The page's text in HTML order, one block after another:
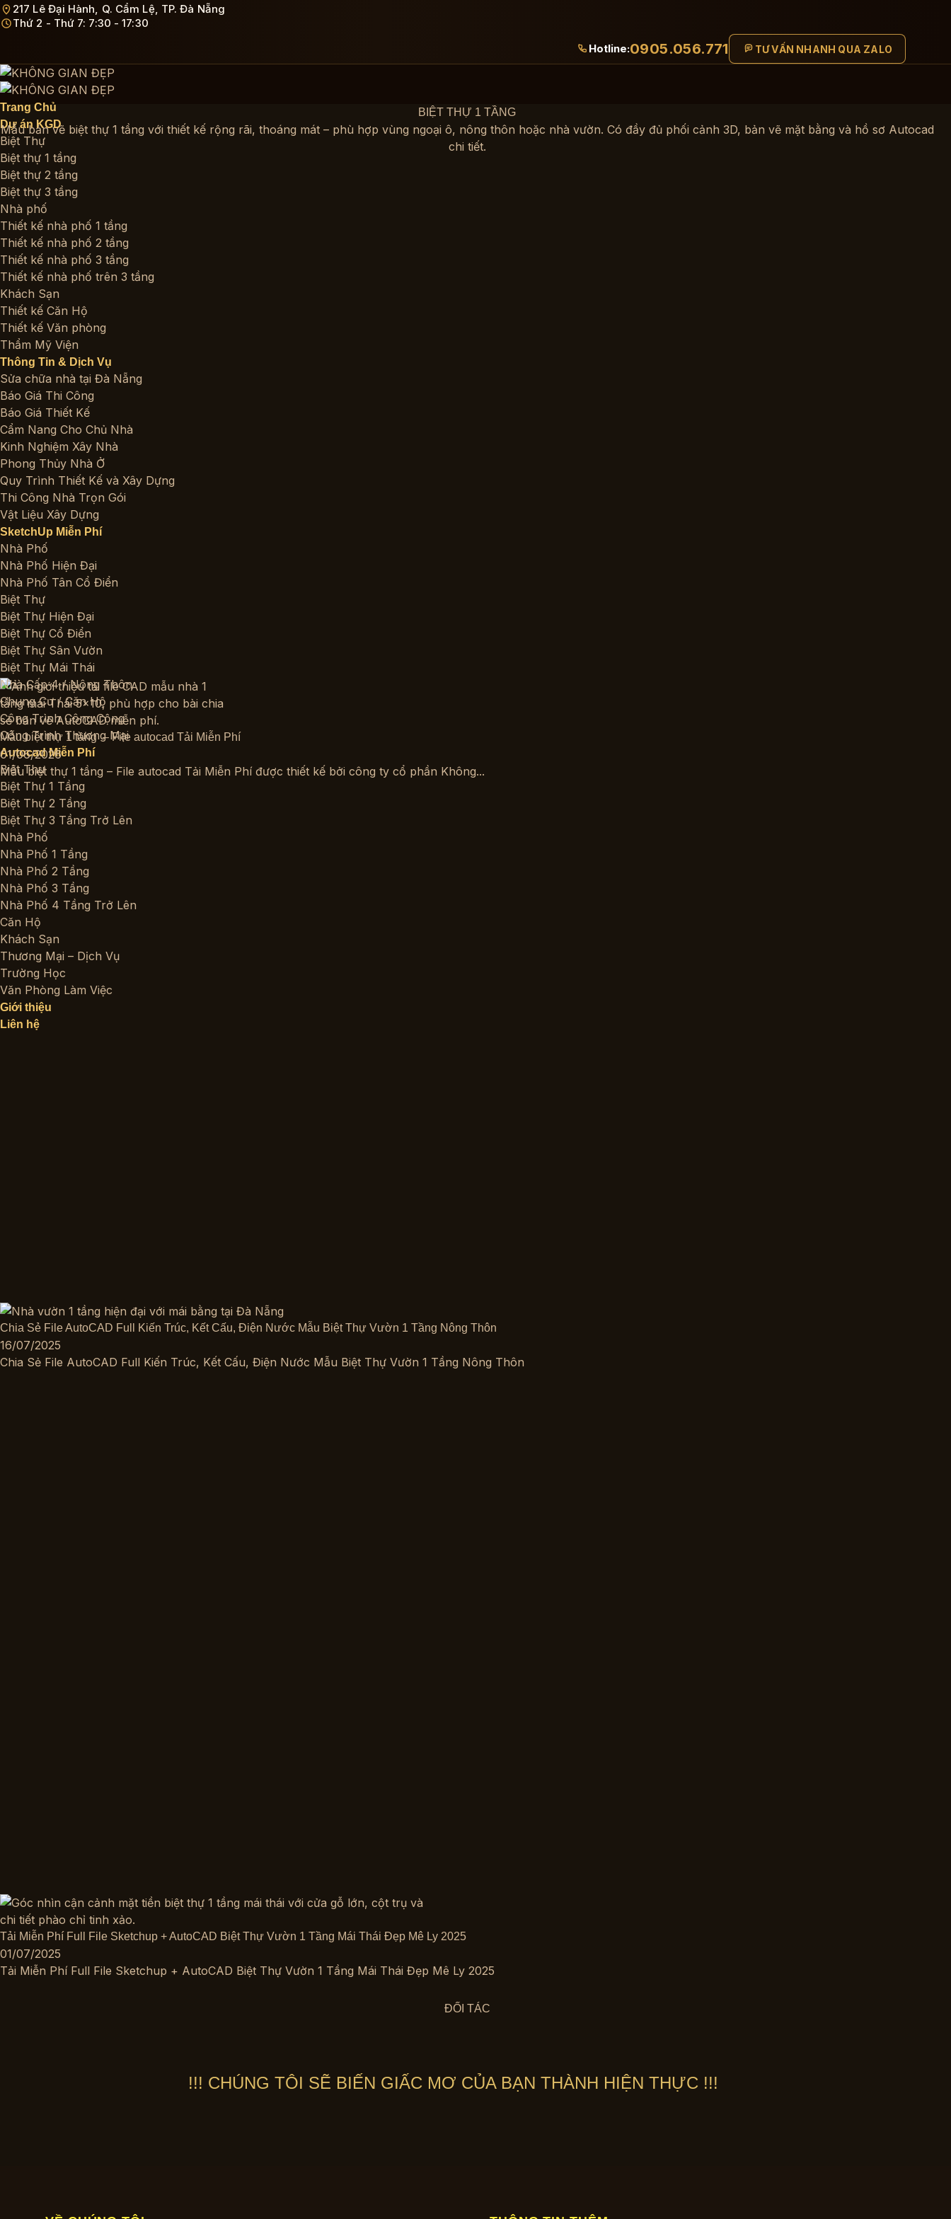
Bỏ
qua
217 Lê Đại Hành, Q. Cẩm Lệ, TP. Đà Nẵng
Thứ 2 - Thứ 7: 7:30 - 17:30
Hotline:0905.056.771 TƯ VẤN NHANH QUA ZALO
Trang Chủ
Dự án KGD
Biệt Thự
Biệt thự 1 tầng
Biệt thự 2 tầng
Biệt thự 3 tầng
Nhà phố
Thiết kế nhà phố 1 tầng
Thiết kế nhà phố 2 tầng
Thiết kế nhà phố 3 tầng
Thiết kế nhà phố trên 3 tầng
Khách Sạn
Thiết kế Căn Hộ
Thiết kế Văn phòng
Thẩm Mỹ Viện
Thông Tin & Dịch Vụ
Sửa chữa nhà tại Đà Nẵng
Báo Giá Thi Công
Báo Giá Thiết Kế
Cẩm Nang Cho Chủ Nhà
Kinh Nghiệm Xây Nhà
Phong Thủy Nhà Ở
Quy Trình Thiết Kế và Xây Dựng
Thi Công Nhà Trọn Gói
Vật Liệu Xây Dựng
SketchUp Miễn Phí
Nhà Phố
Nhà Phố Hiện Đại
Nhà Phố Tân Cổ Điển
Biệt Thự
Biệt Thự Hiện Đại
Biệt Thự Cổ Điển
Biệt Thự Sân Vườn
Biệt Thự Mái Thái
Nhà Cấp 4 / Nông Thôn
Chung Cư / Căn Hộ
Công Trình Công Cộng
Công Trình Thương Mại
Autocad Miễn Phí
Biệt Thự
Biệt Thự 1 Tầng
Biệt Thự 2 Tầng
Biệt Thự 3 Tầng Trở Lên
Nhà Phố
Nhà Phố 1 Tầng
Nhà Phố 2 Tầng
Nhà Phố 3 Tầng
Nhà Phố 4 Tầng Trở Lên
Căn Hộ
Khách Sạn
Thương Mại – Dịch Vụ
Trường Học
Văn Phòng Làm Việc
Giới thiệu
Liên hệ
BIỆT THỰ 1 TẦNG
Mẫu bản vẽ biệt thự 1 tầng với thiết kế rộng rãi, thoáng mát – phù hợp vùng ngoại ô, nông thôn hoặc nhà vườn. Có đầy đủ phối cảnh 3D, bản vẽ mặt bằng và hồ sơ Autocad
chi tiết.
Mẫu biệt thự 1 tầng – File autocad Tải Miễn Phí
01/06/2026
Mẫu biệt thự 1 tầng – File autocad Tải Miễn Phí được thiết kế bởi công ty cổ phần Không...
Chia Sẻ File AutoCAD Full Kiến Trúc, Kết Cấu, Điện Nước Mẫu Biệt Thự Vườn 1 Tầng Nông Thôn
16/07/2025
Chia Sẻ File AutoCAD Full Kiến Trúc, Kết Cấu, Điện Nước Mẫu Biệt Thự Vườn 1 Tầng Nông Thôn
Tải Miễn Phí Full File Sketchup + AutoCAD Biệt Thự Vườn 1 Tầng Mái Thái Đẹp Mê Ly 2025
01/07/2025
Tải Miễn Phí Full File Sketchup + AutoCAD Biệt Thự Vườn 1 Tầng Mái Thái Đẹp Mê Ly 2025
ĐỐI TÁC
!!! CHÚNG TÔI SẼ BIẾN GIẤC MƠ CỦA BẠN THÀNH HIỆN THỰC !!!